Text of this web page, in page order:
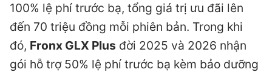
100% lệ phí trước bạ, tổng giá trị ưu đãi lên
đến 70 triệu đồng mỗi phiên bản. Trong khi
đó, Fronx GLX Plus đời 2025 và 2026 nhận
gói hỗ trợ 50% lệ phí trước bạ kèm bảo dưỡng